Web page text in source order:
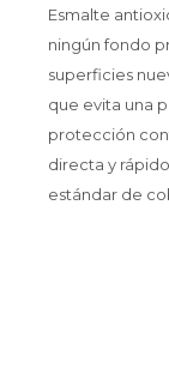
Esmalte
ningún fondo
superficies
que evita una
protección
directa y
estándar de